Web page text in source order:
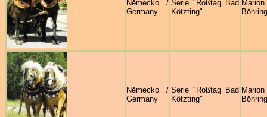
Německo /
Germany
Serie "Roßtag Bad
Kötzting"
Marion
Německo /
Germany
Serie "Roßtag Bad
Kötzting"
Marion